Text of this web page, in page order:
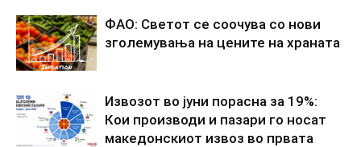
ФАО: Светот се соочува со нови
зголемувања на цените на храната
Извозот во јуни порасна за 19%:
Кои производи и пазари го носат
македонскиот извоз во првата